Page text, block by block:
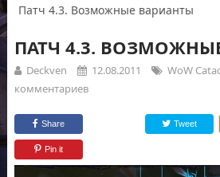
Патч 4.3. Возможные варианты
ПАТЧ 4.3.
Deckven 12.08.2011 WoW
комментариев
Share Tweet
Pin it